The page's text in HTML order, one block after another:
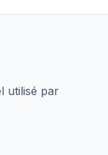
utilisé par